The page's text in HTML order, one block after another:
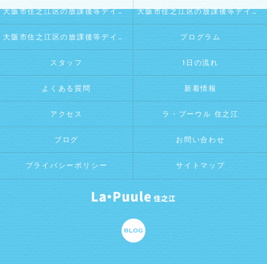
大阪市住之江区の放課後等デイサービス･La・Puule 住之江の口コミ情報 大阪市住之江区の放課後等デイサービス･La・Puule 住之江の評判
大阪市住之江区の放課後等デイサービス･La・Puule 住之江のお客様の声 プログラム
スタッフ 1日の流れ
よくある質問 新着情報
アクセス ラ・プーウル 住之江
ブログ お問い合わせ
プライバシーポリシー サイトマップ